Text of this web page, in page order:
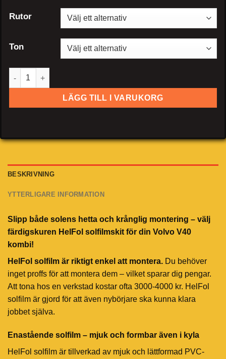
Rutor
Ton
Volvo V40 kombi mängd
LÄGG TILL I VARUKORG
BESKRIVNING
YTTERLIGARE INFORMATION
Slipp både solens hetta och krånglig montering – välj
färdigskuren HelFol solfilmskit för din Volvo V40
kombi!
HelFol solfilm är riktigt enkel att montera. Du behöver
inget proffs för att montera dem – vilket sparar dig pengar.
Att tona hos en verkstad kostar ofta 3000-4000 kr. HelFol
solfilm är gjord för att även nybörjare ska kunna klara
jobbet själva.
Enastående solfilm – mjuk och formbar även i kyla
HelFol solfilm är tillverkad av mjuk och lättformad PVC-